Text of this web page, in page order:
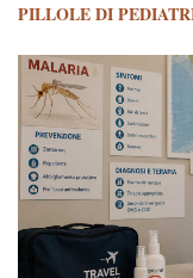
PILLOLE DI